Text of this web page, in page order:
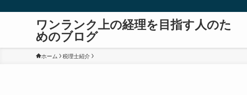
ワンランク上の経理を目指す人のた
めのブログ
ホーム 税理士紹介